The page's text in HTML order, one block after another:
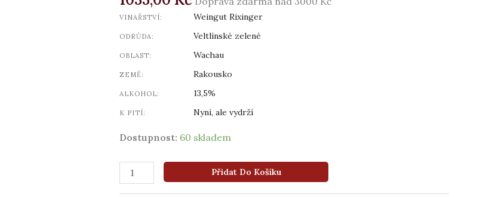
VINAŘSTVÍ: Weingut Rixinger
ODRŮDA: Veltlínské zelené
OBLAST: Wachau
ZEMĚ: Rakousko
ALKOHOL: 13,5%
K PITÍ: Nyní, ale vydrží
Dostupnost: 60 skladem
množství
Přidat Do Košíku